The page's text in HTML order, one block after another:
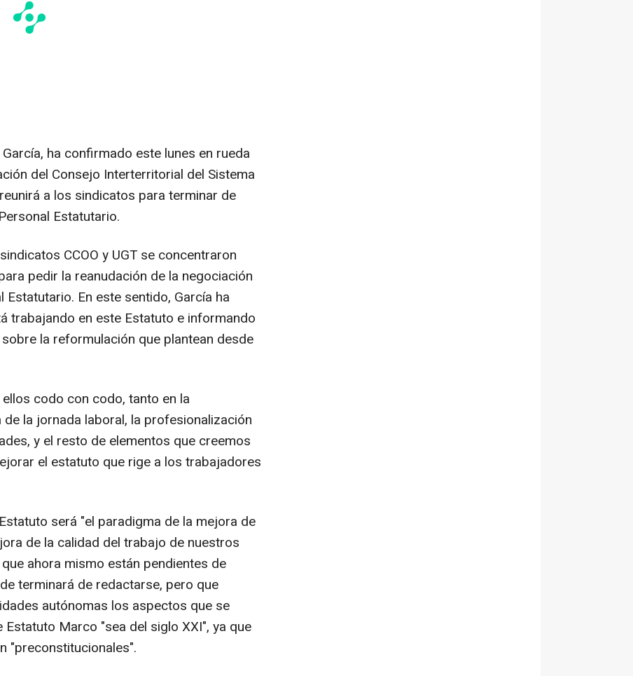
ha confirmado este lunes en rueda
del Consejo Interterritorial del Sistema
a los sindicatos para terminar de
Estatutario.
CCOO y UGT se concentraron
pedir la reanudación de la negociación
En este sentido, García ha
trabajando en este Estatuto e informando
la reformulación que plantean desde
codo con codo, tanto en la
la jornada laboral, la profesionalización
y el resto de elementos que creemos
el estatuto que rige a los trabajadores
será "el paradigma de la mejora de
de la calidad del trabajo de nuestros
ahora mismo están pendientes de
terminará de redactarse, pero que
autónomas los aspectos que se
Marco "sea del siglo XXI", ya que
"preconstitucionales".